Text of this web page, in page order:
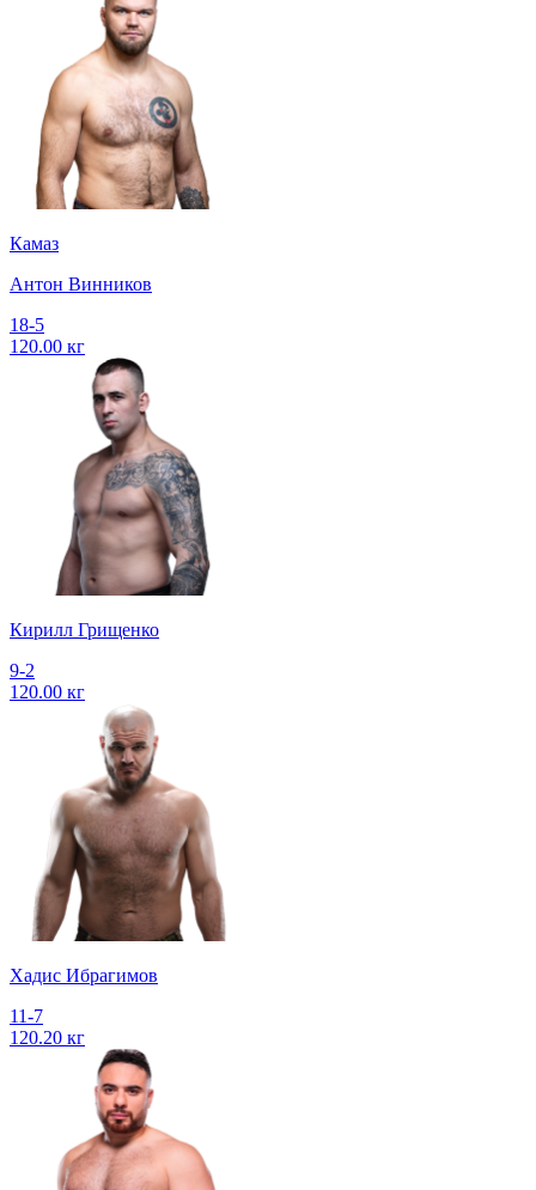
Камаз
Антон Винников
18-5
120.00 кг
Кирилл Грищенко
9-2
120.00 кг
Хадис Ибрагимов
11-7
120.20 кг